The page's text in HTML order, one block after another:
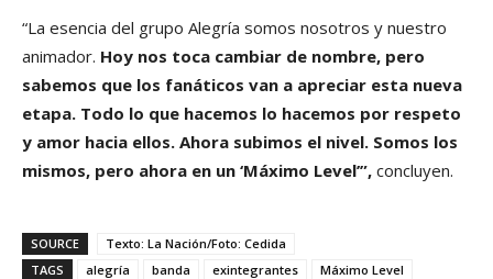
“La esencia del grupo Alegría somos nosotros y nuestro
animador. Hoy nos toca cambiar de nombre, pero
sabemos que los fanáticos van a apreciar esta nueva
etapa. Todo lo que hacemos lo hacemos por respeto
y amor hacia ellos. Ahora subimos el nivel. Somos los
mismos, pero ahora en un ‘Máximo Level’”, concluyen.
SOURCE
Texto: La Nación/Foto: Cedida
TAGS
alegría banda exintegrantes Máximo Level